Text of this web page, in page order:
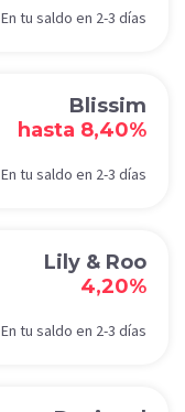
En tu saldo en 2-3 días
Blissim
hasta 8,40%
En tu saldo en 2-3 días
Lily & Roo
4,20%
En tu saldo en 2-3 días